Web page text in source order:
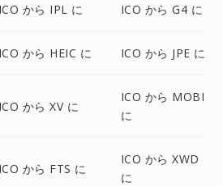
ICO から IPL に ICO から G4 に
ICO から HEIC に ICO から JPE に
ICO から XV に
ICO から MOBI
に
ICO から FTS に
ICO から XWD
に